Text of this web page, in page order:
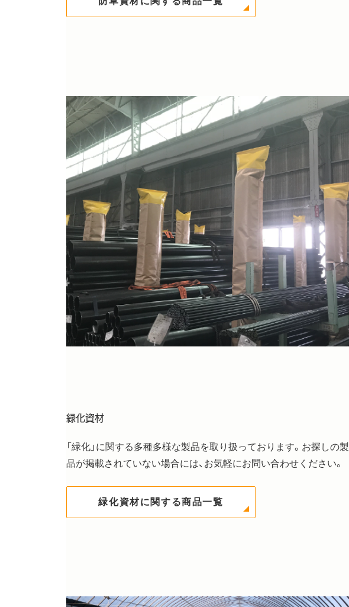
緑化資材
「緑化」に関する多種多様な製品を取り扱っております。お探しの製
品が掲載されていない場合には、お気軽にお問い合わせください。
緑化資材に関する商品一覧